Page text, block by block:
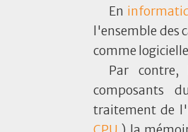
En
l'ensemble des
comme
Par contre,
composants
traitement de